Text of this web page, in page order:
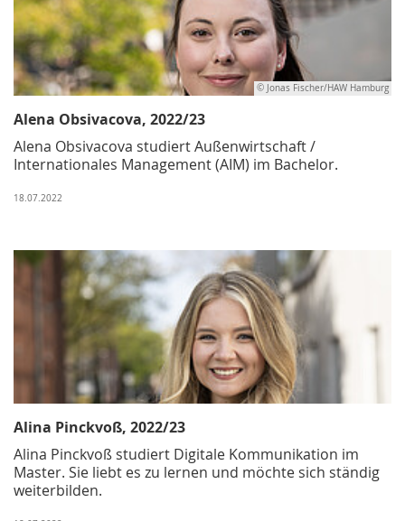
© Jonas Fischer/HAW Hamburg
Alena Obsivacova, 2022/23
Alena Obsivacova studiert Außenwirtschaft /
Internationales Management (AIM) im Bachelor.
18.07.2022
Alina Pinckvoß, 2022/23
Alina Pinckvoß studiert Digitale Kommunikation im
Master. Sie liebt es zu lernen und möchte sich ständig
weiterbilden.